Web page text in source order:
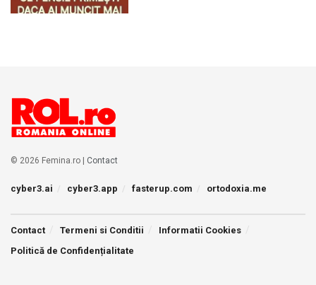
© 2026 Femina.ro | Contact
cyber3.ai cyber3.app fasterup.com ortodoxia.me
Contact Termeni si Conditii
Informatii Cookies
Politică de Confidențialitate